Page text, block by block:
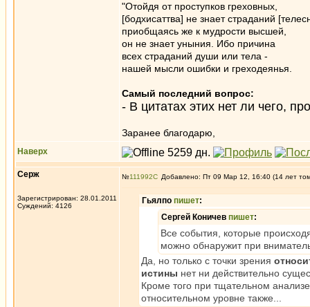
"Отойдя от проступков греховных,
[бодхисаттва] не знает страданий
приобщаясь же к мудрости высшей,
он не знает уныния. Ибо причина
всех страданий души или тела -
нашей мысли ошибки и греходеянья.
Самый последний вопрос:
- В цитатах этих нет ли чего,
Заранее благодарю,
Наверх
Серж
Зарегистрирован: 28.01.2011
Суждений: 4126
№111992 Добавлено: Пт 09 Мар 12, 16:40 (14 лет
Гьялпо пишет:
Сергей Коничев пишет:
Все события, которые
можно обнаружит при
Да, но только с точки зрения
истины нет ни действительно
Кроме того при тщательном
относительном уровне также...